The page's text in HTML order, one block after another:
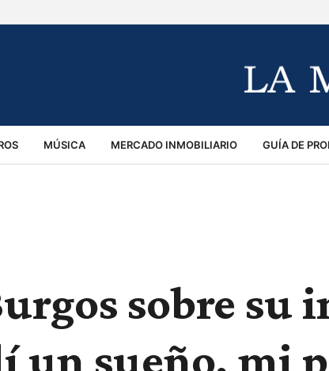
MÚSICA MERCADO INMOBILIARIO GUÍA DE
sobre su
un sueño, mi